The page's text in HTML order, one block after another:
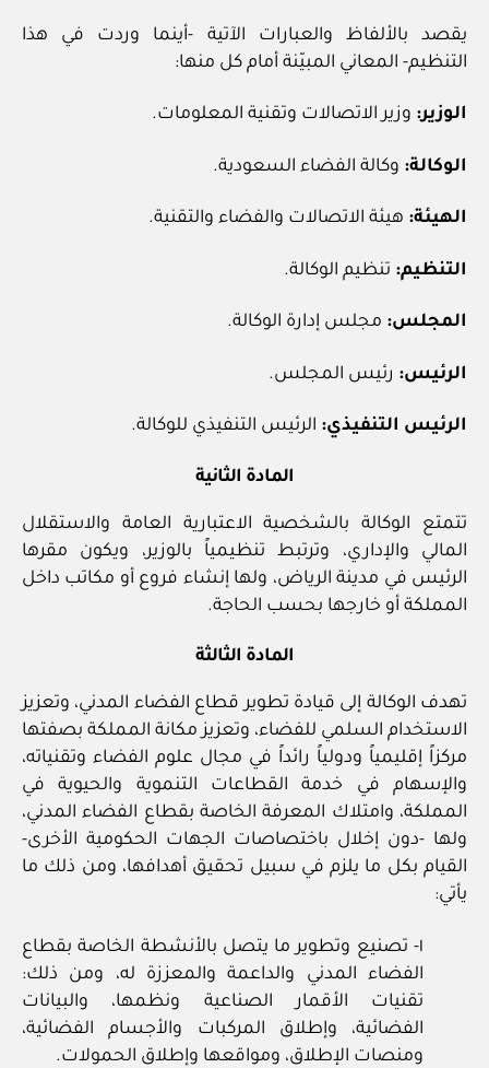
يقصد بالألفاظ والعبارات الآتية -أينما وردت في هذا
التنظيم- المعاني المبيّنة أمام كل منها:
الوزير: وزير الاتصالات وتقنية المعلومات.
الوكالة: وكالة الفضاء السعودية.
الهيئة: هيئة الاتصالات والفضاء والتقنية.
التنظيم: تنظيم الوكالة.
المجلس: مجلس إدارة الوكالة.
الرئيس: رئيس المجلس.
الرئيس التنفيذي: الرئيس التنفيذي للوكالة.
المادة الثانية
تتمتع الوكالة بالشخصية الاعتبارية العامة والاستقلال
المالي والإداري، وترتبط تنظيمياً بالوزير، ويكون مقرها
الرئيس في مدينة الرياض، ولها إنشاء فروع أو مكاتب داخل
المملكة أو خارجها بحسب الحاجة.
المادة الثالثة
تهدف الوكالة إلى قيادة تطوير قطاع الفضاء المدني، وتعزيز
الاستخدام السلمي للفضاء، وتعزيز مكانة المملكة بصفتها
مركزاً إقليمياً ودولياً رائداً في مجال علوم الفضاء وتقنياته،
والإسهام في خدمة القطاعات التنموية والحيوية في
المملكة، وامتلاك المعرفة الخاصة بقطاع الفضاء المدني،
ولها -دون إخلال باختصاصات الجهات الحكومية الأخرى-
القيام بكل ما يلزم في سبيل تحقيق أهدافها، ومن ذلك ما
يأتي:
١- تصنيع وتطوير ما يتصل بالأنشطة الخاصة بقطاع
الفضاء المدني والداعمة والمعززة له، ومن ذلك:
تقنيات الأقمار الصناعية ونظمها، والبيانات
الفضائية، وإطلاق المركبات والأجسام الفضائية،
ومنصات الإطلاق، ومواقعها وإطلاق الحمولات.